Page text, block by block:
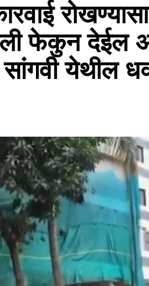
फेकुन देईल
सांगवी येथील